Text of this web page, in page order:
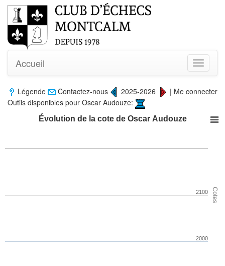
Toggle
Accueil
Légende Contactez-nous 2025-2026 | Me connecter
Outils disponibles pour Oscar Audouze:
Cotes
Évolution de la cote de Oscar Audouze
2000
2100